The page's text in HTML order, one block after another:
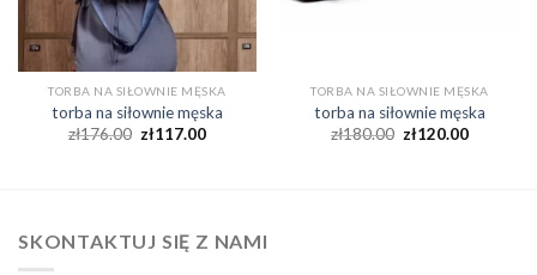
TORBA NA SIŁOWNIE MĘSKA
torba na siłownie męska
zł176.00 zł117.00
TORBA NA SIŁOWNIE MĘSKA
torba na siłownie męska
zł180.00 zł120.00
SKONTAKTUJ SIĘ Z NAMI